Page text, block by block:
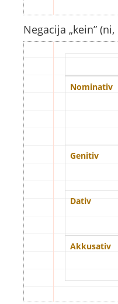
Negacija „kein”
Nominativ
Genitiv
Dativ
Akkusativ